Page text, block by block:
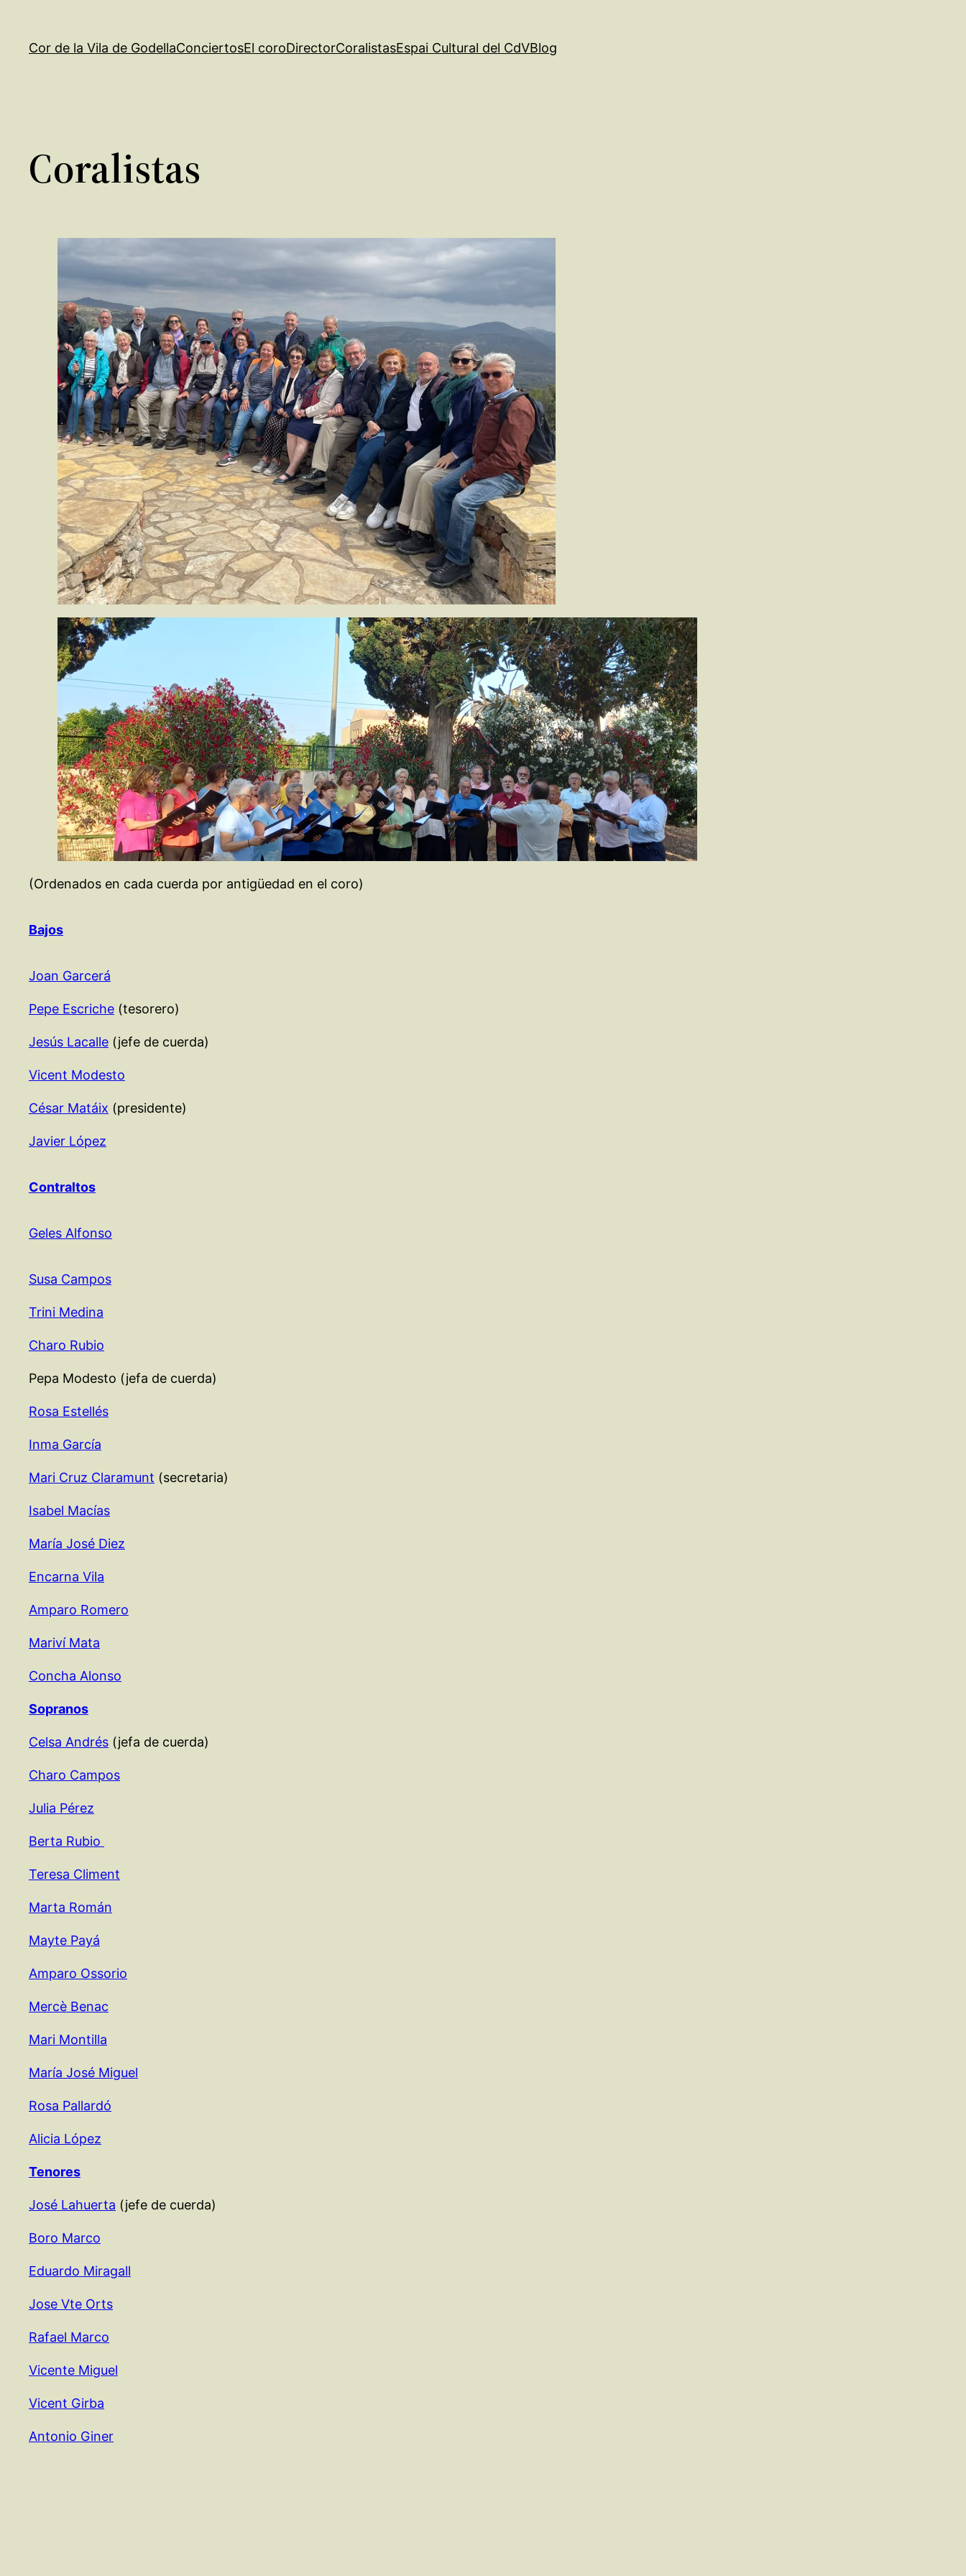
contenido
Cor de la Vila de GodellaConciertosEl coroDirectorCoralistasEspai Cultural del CdVBlog
Coralistas
(Ordenados en cada cuerda por antigüedad en el coro)
Bajos
Joan Garcerá
Pepe Escriche (tesorero)
Jesús Lacalle (jefe de cuerda)
Vicent Modesto
César Matáix (presidente)
Javier López
Contraltos
Geles Alfonso
Susa Campos
Trini Medina
Charo Rubio
Pepa Modesto (jefa de cuerda)
Rosa Estellés
Inma García
Mari Cruz Claramunt (secretaria)
Isabel Macías
María José Diez
Encarna Vila
Amparo Romero
Mariví Mata
Concha Alonso
Sopranos
Celsa Andrés (jefa de cuerda)
Charo Campos
Julia Pérez
Berta Rubio
Teresa Climent
Marta Román
Mayte Payá
Amparo Ossorio
Mercè Benac
Mari Montilla
María José Miguel
Rosa Pallardó
Alicia López
Tenores
José Lahuerta (jefe de cuerda)
Boro Marco
Eduardo Miragall
Jose Vte Orts
Rafael Marco
Vicente Miguel
Vicent Girba
Antonio Giner